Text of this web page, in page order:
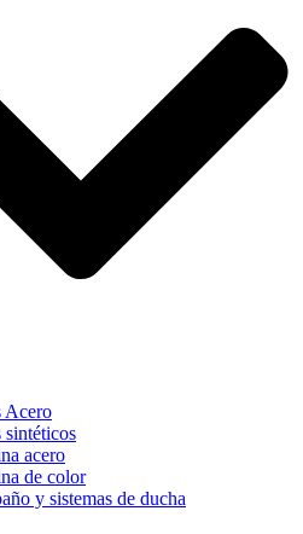
Acero
sintéticos
acero
de color
y sistemas de ducha